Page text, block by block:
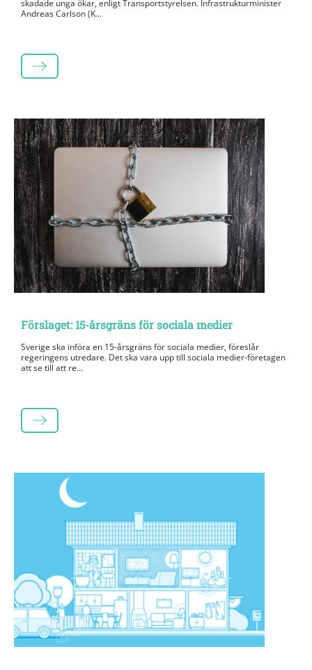
skadade unga ökar, enligt Transportstyrelsen. Infrastrukturminister
Andreas Carlson (K...
LÄS MER
Förslaget: 15-årsgräns för sociala medier
Sverige ska införa en 15-årsgräns för sociala medier, föreslår
regeringens utredare. Det ska vara upp till sociala medier-företagen
att se till att re...
LÄS MER